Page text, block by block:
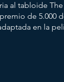
al tabloide
de 5.000
en la